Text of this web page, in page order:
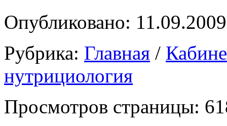
Опубликовано: 11.09.2009
Рубрика: Главная /
нутрициология
Просмотров страницы: